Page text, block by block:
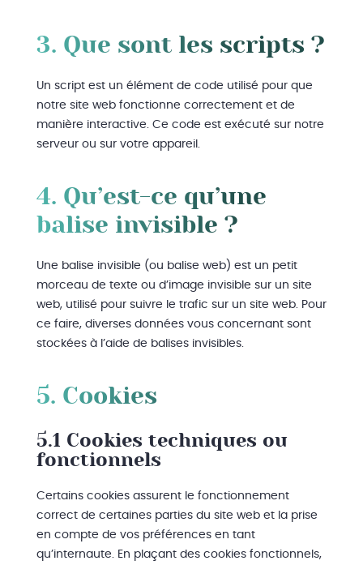
3. Que sont les scripts ?
Un script est un élément de code utilisé pour que
notre site web fonctionne correctement et de
manière interactive. Ce code est exécuté sur notre
serveur ou sur votre appareil.
4. Qu’est-ce qu’une
balise invisible ?
Une balise invisible (ou balise web) est un petit
morceau de texte ou d’image invisible sur un site
web, utilisé pour suivre le trafic sur un site web. Pour
ce faire, diverses données vous concernant sont
stockées à l’aide de balises invisibles.
5. Cookies
5.1 Cookies techniques ou
fonctionnels
Certains cookies assurent le fonctionnement
correct de certaines parties du site web et la prise
en compte de vos préférences en tant
qu’internaute. En plaçant des cookies fonctionnels,